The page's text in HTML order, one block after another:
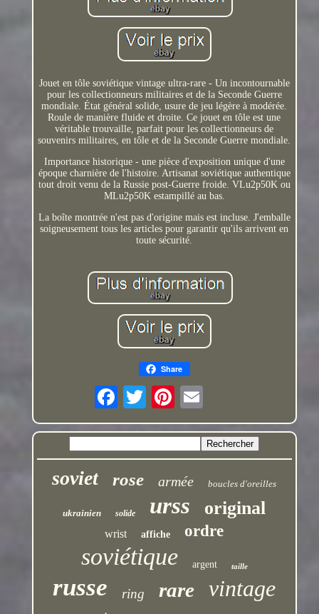
Jouet en tôle soviétique vintage ultra-rare - Un incontournable
pour les collectionneurs militaires et de la Seconde Guerre
mondiale. État général solide, usure de jeu légère à modérée.
Roule de manière fluide et droite. Ce jouet en tôle est une
véritable trouvaille, parfait pour les collectionneurs de
souvenirs militaires, en tôle et de la Seconde Guerre mondiale.
Importance historique - une pièce d'exposition unique d'une
époque charnière de l'histoire. Artisanat soviétique authentique
tout droit venu de la Russie post-Guerre froide. VLu2p50K ou
MLu2p50K estampillé au bas.
La boîte montrée n'est pas d'origine mais est incluse. J'emballe
soigneusement tous les articles pour garantir qu'ils arrivent en
toute sécurité.
Share
soviet rose armée boucles d'oreilles
ukrainien solide urss original
wrist affiche ordre
soviétique argent taille
russe ring rare vintage